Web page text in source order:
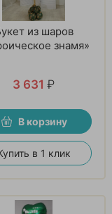
из шаров
знамя»
3 631 ₽
В корзину
в 1 клик